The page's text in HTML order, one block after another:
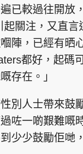
已較過往開放
關注，又直
陣，已經有晒
都好，起碼
存在。」
別人士帶來鼓
咗一啲艱難嘅
少少鼓勵佢哋